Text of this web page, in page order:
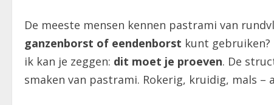
De meeste mensen kennen pastrami van
ganzenborst of eendenborst kunt
ik kan je zeggen: dit moet je proeven. De
smaken van pastrami. Rokerig, kruidig, mals –